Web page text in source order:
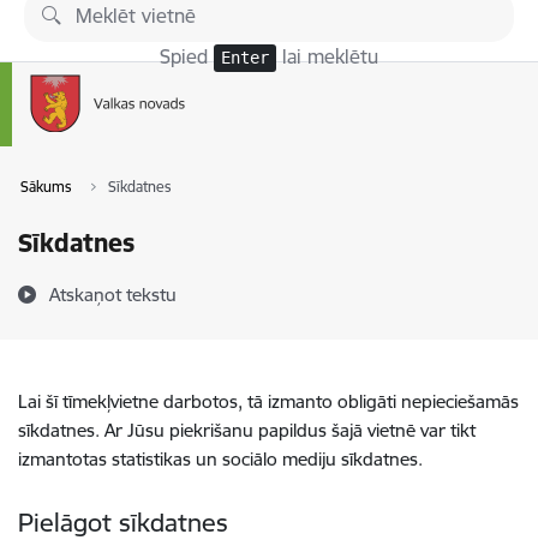
Pāriet uz lapas saturu
Spied Enter lai meklētu
Sākums Sīkdatnes
Sīkdatnes
Atskaņot tekstu
Lai šī tīmekļvietne darbotos, tā izmanto obligāti nepieciešamās
sīkdatnes. Ar Jūsu piekrišanu papildus šajā vietnē var tikt
izmantotas statistikas un sociālo mediju sīkdatnes.
Pielāgot sīkdatnes